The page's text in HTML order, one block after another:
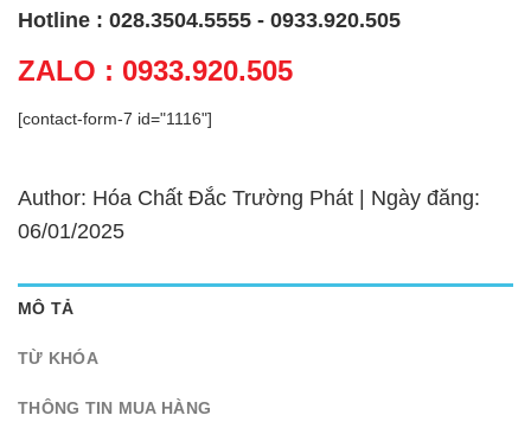
Hotline : 028.3504.5555 - 0933.920.505
ZALO : 0933.920.505
[contact-form-7 id="1116"]
Author: Hóa Chất Đắc Trường Phát | Ngày đăng:
06/01/2025
MÔ TẢ
TỪ KHÓA
THÔNG TIN MUA HÀNG